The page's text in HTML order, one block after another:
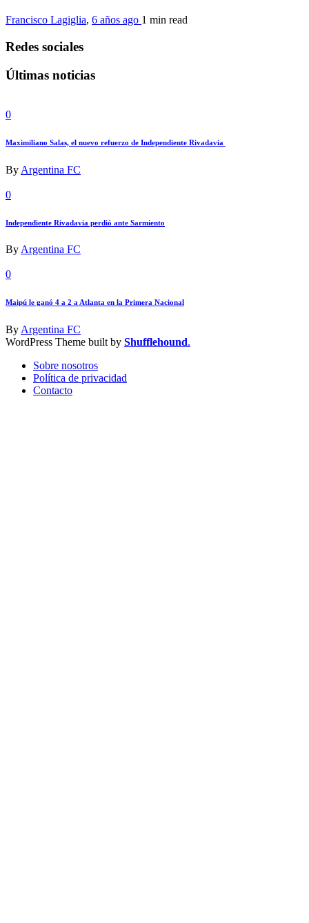
Francisco Lagiglia, 6 años ago 1 min read
Redes sociales
Últimas noticias
0
Maximiliano Salas, el nuevo refuerzo de Independiente Rivadavia
By Argentina FC
0
Independiente Rivadavia perdió ante Sarmiento
ByArgentina FC
0
Maipú le ganó 4 a 2 a Atlanta en la Primera Nacional
ByArgentina FC
WordPress Theme built by Shufflehound.
Sobre nosotros
Política de privacidad
Contacto